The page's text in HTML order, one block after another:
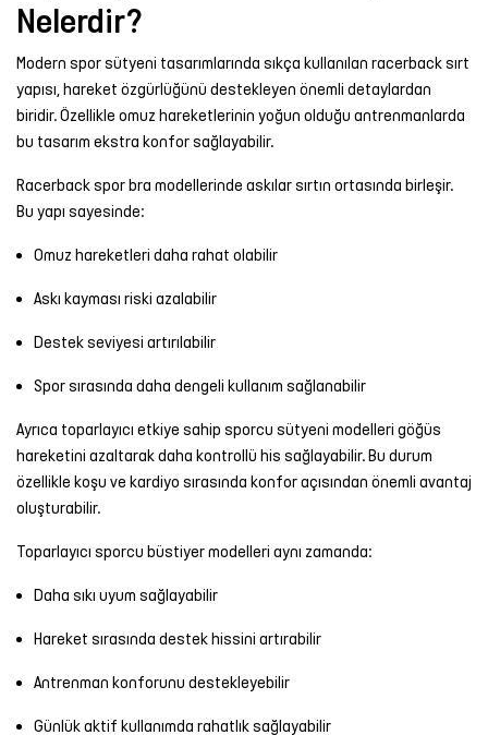
Nelerdir?
Modern spor sütyeni tasarımlarında sıkça kullanılan racerback sırt
yapısı, hareket özgürlüğünü destekleyen önemli detaylardan
biridir. Özellikle omuz hareketlerinin yoğun olduğu antrenmanlarda
bu tasarım ekstra konfor sağlayabilir.
Racerback spor bra modellerinde askılar sırtın ortasında birleşir.
Bu yapı sayesinde:
Omuz hareketleri daha rahat olabilir
Askı kayması riski azalabilir
Destek seviyesi artırılabilir
Spor sırasında daha dengeli kullanım sağlanabilir
Ayrıca toparlayıcı etkiye sahip sporcu sütyeni modelleri göğüs
hareketini azaltarak daha kontrollü his sağlayabilir. Bu durum
özellikle koşu ve kardiyo sırasında konfor açısından önemli avantaj
oluşturabilir.
Toparlayıcı sporcu büstiyer modelleri aynı zamanda:
Daha sıkı uyum sağlayabilir
Hareket sırasında destek hissini artırabilir
Antrenman konforunu destekleyebilir
Günlük aktif kullanımda rahatlık sağlayabilir